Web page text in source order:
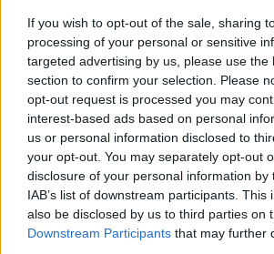
If you wish to opt-out of the sale, sharing
processing of your personal or sensitive
targeted advertising by us, please use the
section to confirm your selection. Please
opt-out request is processed you may
interest-based ads based on personal
us or personal information disclosed to
your opt-out. You may separately opt-out
disclosure of your personal information by
IAB’s list of downstream participants. This
also be disclosed by us to third parties on
Downstream Participants that may further
Mad.gr.
Στίχοι
Χρόνια σαν τα χελιδόνια μέσα στο
Χρόνια ψάχνω μια κουβέντα για
Είδα φίλους να ξεχνάνε, άραγε
Και έχουν πια χαθεί
Σώμα και ψυχή χαμένα σαν τα